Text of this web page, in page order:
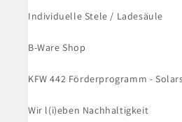
Individuelle Stele / Ladesäule
B-Ware Shop
KFW 442 Förderprogramm -
Wir l(i)eben Nachhaltigkeit